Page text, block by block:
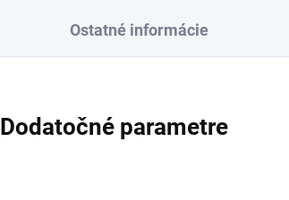
Ostatné informácie
Dodatočné parametre